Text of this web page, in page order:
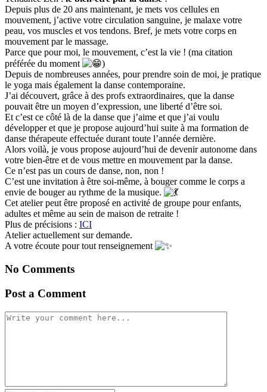
Depuis plus de 20 ans maintenant, je mets vos cellules en
mouvement, j’active votre circulation sanguine, je malaxe votre
peau, vos muscles et vos tendons. Bref, je mets votre corps en
mouvement par le massage.
Parce que pour moi, le mouvement, c’est la vie ! (ma citation
préférée du moment
)
Depuis de nombreuses années, pour prendre soin de moi, je pratique
le yoga mais également la danse contemporaine.
J’ai découvert, grâce à des profs extraordinaires, que la danse
pouvait être un moyen d’expression, une liberté d’être soi.
Et c’est ce côté là de la danse que j’aime et que j’ai voulu
développer et que je propose aujourd’hui suite à ma formation de
danse thérapeute effectuée durant toute l’année dernière.
Alors voilà, je vous propose aujourd’hui de devenir autonome dans
votre bien-être et de vous mettre en mouvement par la danse.
Ce n’est pas un cours de danse, non, non !
C’est une invitation à être soi-même, à bouger comme le corps a
envie de bouger au rythme de la musique.
Cet atelier peut être proposé en activité de groupe pour enfants,
adultes et même au sein de maison de retraite !
Plus de précisions : ICI
Atelier actuellement sur demande.
A votre écoute pour tout renseignement
No Comments
Post a Comment